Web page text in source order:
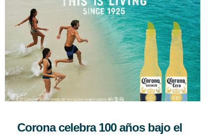
Corona celebra 100 años bajo el